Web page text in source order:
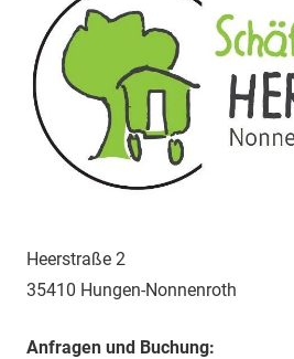
Heerstraße 2
35410 Hungen-Nonnenroth
Anfragen und Buchung: